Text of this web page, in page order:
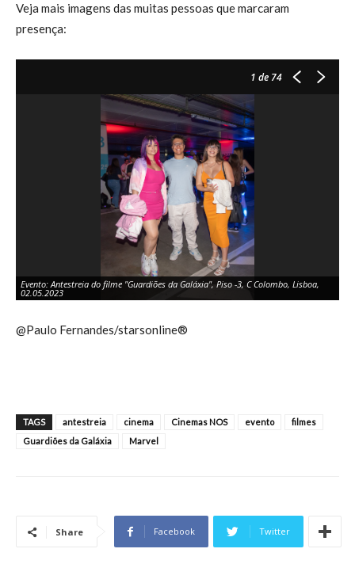
Veja mais imagens das muitas pessoas que marcaram
presença:
1 de 74
Evento: Antestreia do filme "Guardiões da Galáxia", Piso -3, C Colombo, Lisboa,
02.05.2023
@Paulo Fernandes/starsonline®
TAGS antestreia cinema Cinemas NOS evento
filmes
Guardiões da Galáxia
Marvel
Share Facebook Twitter